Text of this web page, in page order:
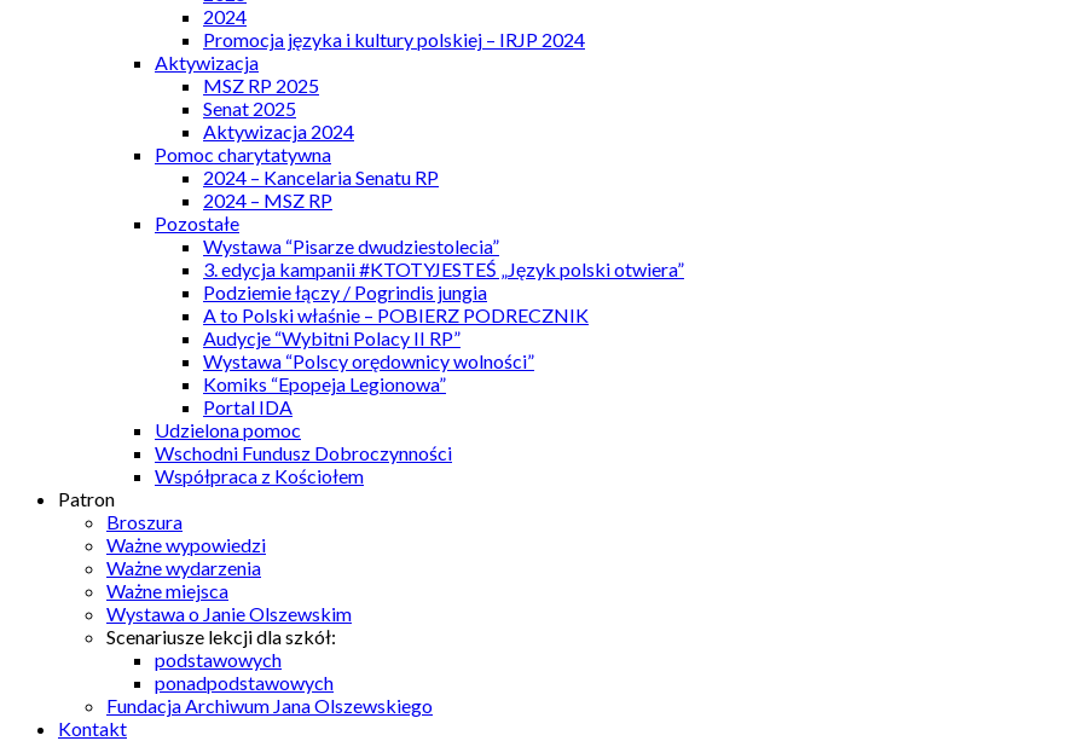
2024
Promocja języka i kultury polskiej – IRJP 2024
Aktywizacja
MSZ RP 2025
Senat 2025
Aktywizacja 2024
Pomoc charytatywna
2024 – Kancelaria Senatu RP
2024 – MSZ RP
Pozostałe
Wystawa “Pisarze dwudziestolecia”
3. edycja kampanii #KTOTYJESTEŚ „Język polski otwiera”
Podziemie łączy / Pogrindis jungia
A to Polski właśnie – POBIERZ PODRECZNIK
Audycje “Wybitni Polacy II RP”
Wystawa “Polscy orędownicy wolności”
Komiks “Epopeja Legionowa”
Portal IDA
Udzielona pomoc
Wschodni Fundusz Dobroczynności
Współpraca z Kościołem
Patron
Broszura
Ważne wypowiedzi
Ważne wydarzenia
Ważne miejsca
Wystawa o Janie Olszewskim
Scenariusze lekcji dla szkół:
podstawowych
ponadpodstawowych
Fundacja Archiwum Jana Olszewskiego
Kontakt